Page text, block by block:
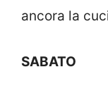
ancora la
SABATO